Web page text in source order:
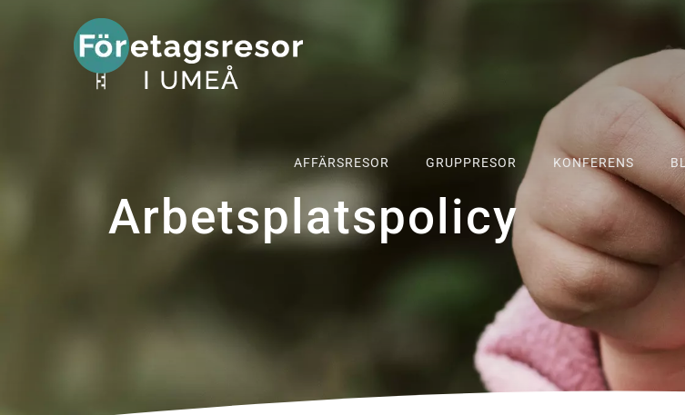
AFFÄRSRESOR GRUPPRESOR KONFERENS
Arbetsplatspolicy